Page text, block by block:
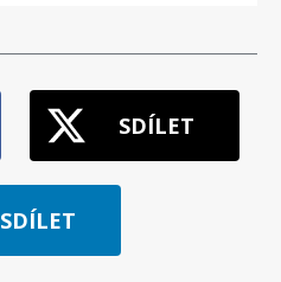
SDÍLET
SDÍLET